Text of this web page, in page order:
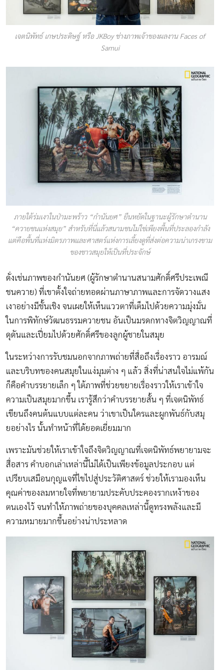
เจตนิพัทธ์ เกษประดิษฐ์ หรือ JKBoy ช่างภาพเจ้าของผลงาน Faces of
Samui
ภายใต้ร่มเงาในป่ามะพร้าว “กำนันยศ” ยืนหยัดในฐานะผู้รักษาตำนาน
“ควายชนแห่งสมุย” สำหรับที่นี่แล้วสนามชนไม่ใช่เพียงพื้นที่ประลองกำลัง
แต่คือพื้นที่แห่งมิตรภาพและศาสตร์แห่งการเลี้ยงดูที่ส่งต่อความน่าเกรงขาม
ของชาวสมุยให้เป็นที่ประจักษ์
ดั่งเช่นภาพของกำนันยศ (ผู้รักษาตำนานสนามศักดิ์ศรีประเพณี
ชนควาย) ที่เขาตั้งใจถ่ายทอดผ่านภาษาภาพและการจัดวางแสง
เงาอย่างมีชั้นเชิง จนเผยให้เห็นแววตาที่เต็มไปด้วยความมุ่งมั่น
ในการพิทักษ์วัฒนธรรมควายชน อันเป็นมรดกทางจิตวิญญาณที่
ดุดันและเปี่ยมไปด้วยศักดิ์ศรีของลูกผู้ชายในสมุย
ในระหว่างการรับชมนอกจากภาพถ่ายที่สื่อถึงเรื่องราว อารมณ์
และบริบทของคนสมุยในแง่มุมต่าง ๆ แล้ว สิ่งที่น่าสนใจไม่แพ้กัน
ก็คือคำบรรยายเล็ก ๆ ใต้ภาพที่ช่วยขยายเรื่องราวให้เราเข้าใจ
ความเป็นสมุยมากขึ้น เรารู้สึกว่าคำบรรยายสั้น ๆ ที่เจตนิพัทธ์
เขียนถึงคนต้นแบบแต่ละคน ว่าเขาเป็นใครและผูกพันธ์กับสมุ
ยอย่างไร นั้นทำหน้าที่ได้ยอดเยี่ยมมาก
เพราะมันช่วยให้เราเข้าใจถึงจิตวิญญาณที่เจตนิพัทธ์พยายามจะ
สื่อสาร คำบอกเล่าเหล่านี้ไม่ได้เป็นเพียงข้อมูลประกอบ แต่
เปรียบเสมือนกุญแจที่ไขไปสู่ประวัติศาสตร์ ช่วยให้เรามองเห็น
คุณค่าของลมหายใจที่พยายามประคับประคองรากเหง้าของ
ตนเองไว้ จนทำให้ภาพถ่ายของบุคคลเหล่านี้ดูทรงพลังและมี
ความหมายมากขึ้นอย่างน่าประหลาด